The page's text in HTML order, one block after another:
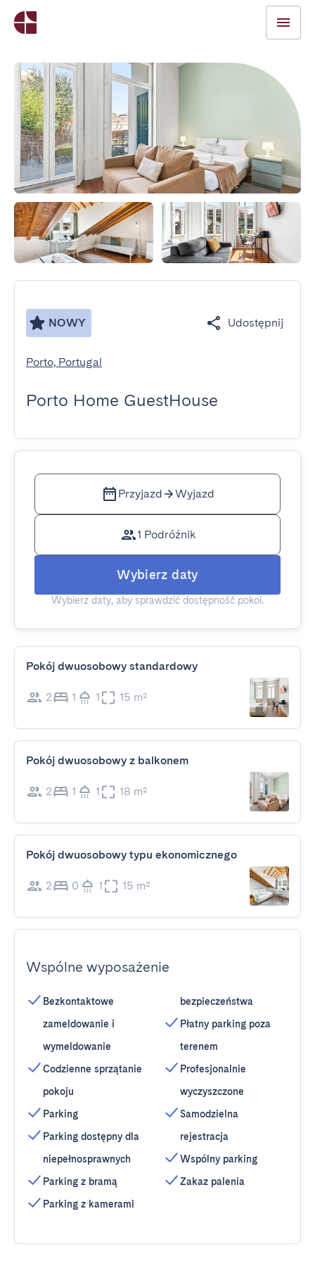
NOWY Udostępnij
Porto, Portugal
Porto Home GuestHouse
Przyjazd Wyjazd
1 Podróżnik
Wybierz daty
Wybierz daty, aby sprawdzić dostępność pokoi.
Pokój dwuosobowy standardowy
2 1 1 15 m²
Pokój dwuosobowy z balkonem
2 1 1 18 m²
Pokój dwuosobowy typu ekonomicznego
2 0 1 15 m²
Wspólne wyposażenie
Bezkontaktowe
zameldowanie i
wymeldowanie
Codzienne sprzątanie
pokoju
Parking
Parking dostępny dla
niepełnosprawnych
Parking z bramą
Parking z kamerami
bezpieczeństwa
Płatny parking poza
terenem
Profesjonalnie
wyczyszczone
Samodzielna
rejestracja
Wspólny parking
Zakaz palenia